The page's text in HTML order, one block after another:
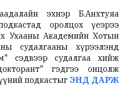
эхнэр Б.Анхтуяа
оролцох үеэрээ
Ухааны Академийн Хотын
судалгааны хүрээлэнд
сэдвээр судалгаа хийж
гэдгээ онцолж
подкастыг ЭНД ДАРЖ